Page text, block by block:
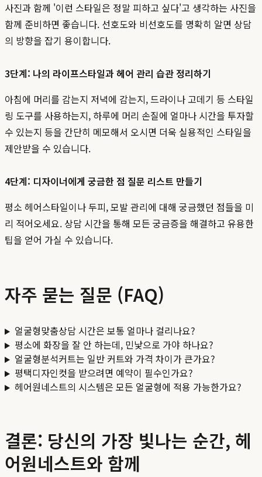
사진과 함께 '이런 스타일은 정말 피하고 싶다'고 생각하는 사진을
함께 준비하면 좋습니다. 선호도와 비선호도를 명확히 알면 상담
의 방향을 잡기 용이합니다.
3단계: 나의 라이프스타일과 헤어 관리 습관 정리하기
아침에 머리를 감는지 저녁에 감는지, 드라이나 고데기 등 스타일
링 도구를 사용하는지, 하루에 머리 손질에 얼마나 시간을 투자할
수 있는지 등을 간단히 메모해서 오시면 더욱 실용적인 스타일을
제안받을 수 있습니다.
4단계: 디자이너에게 궁금한 점 질문 리스트 만들기
평소 헤어스타일이나 두피, 모발 관리에 대해 궁금했던 점들을 미
리 적어오세요. 상담 시간을 통해 모든 궁금증을 해결하고 유용한
팁을 얻어 가실 수 있습니다.
자주 묻는 질문 (FAQ)
얼굴형맞춤상담 시간은 보통 얼마나 걸리나요?
평소에 화장을 잘 안 하는데, 민낯으로 가야 하나요?
얼굴형분석커트는 일반 커트와 가격 차이가 큰가요?
평택디자인컷을 받으려면 예약이 필수인가요?
헤어원네스트의 시스템은 모든 얼굴형에 적용 가능한가요?
결론: 당신의 가장 빛나는 순간, 헤
어원네스트와 함께